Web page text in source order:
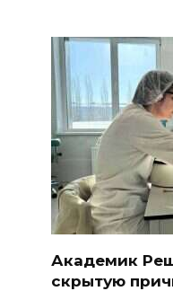
Академик
скрытую